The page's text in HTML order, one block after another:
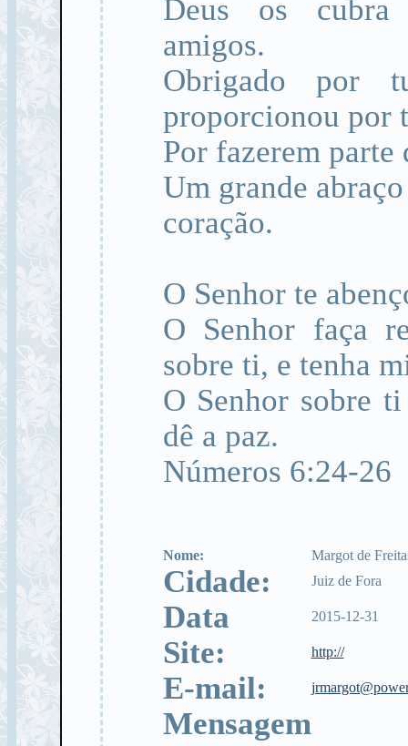
Deus os cubra
amigos.
Obrigado por
proporcionou por
Por fazerem
Um grande
coração.
O Senhor te
O Senhor faça
sobre ti, e tenha
O Senhor sobre
dê a paz.
Números 6:24-26
Nome: Margot de
Cidade: Juiz de Fora
Data 2015-12-31
Site: http://
E-mail:
Mensagem